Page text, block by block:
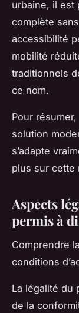
urbaine, il est
complète
accessibilité
mobilité
traditionnels
ce nom.
Pour
solution
s’adapte
plus sur cette
Aspects
permis à
Comprendre
conditions
La légalité du
de la